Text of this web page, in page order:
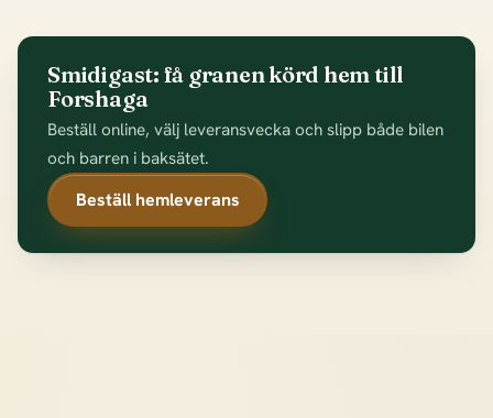
Smidigast: få granen körd hem till
Forshaga
Beställ online, välj leveransvecka och slipp både bilen
och barren i baksätet.
Beställ hemleverans